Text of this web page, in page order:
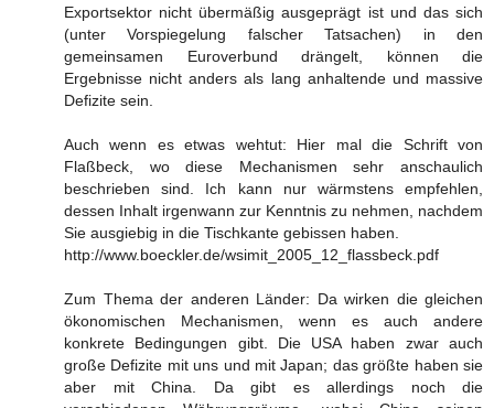
Exportsektor nicht übermäßig ausgeprägt ist und das sich
(unter Vorspiegelung falscher Tatsachen) in den
gemeinsamen Euroverbund drängelt, können die
Ergebnisse nicht anders als lang anhaltende und massive
Defizite sein.
Auch wenn es etwas wehtut: Hier mal die Schrift von
Flaßbeck, wo diese Mechanismen sehr anschaulich
beschrieben sind. Ich kann nur wärmstens empfehlen,
dessen Inhalt irgenwann zur Kenntnis zu nehmen, nachdem
Sie ausgiebig in die Tischkante gebissen haben.
http://www.boeckler.de/wsimit_2005_12_flassbeck.pdf
Zum Thema der anderen Länder: Da wirken die gleichen
ökonomischen Mechanismen, wenn es auch andere
konkrete Bedingungen gibt. Die USA haben zwar auch
große Defizite mit uns und mit Japan; das größte haben sie
aber mit China. Da gibt es allerdings noch die